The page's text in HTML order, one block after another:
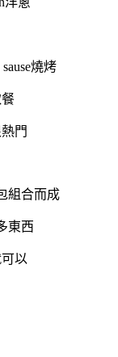
燒烤
門
組合而成
東西
以